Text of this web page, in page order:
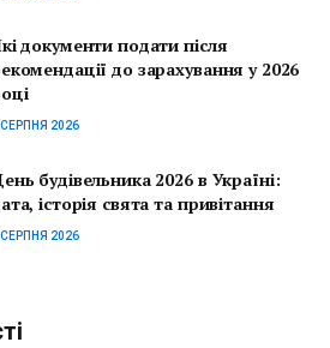
документи подати після
до зарахування у 2026
2026
будівельника 2026 в Україні:
історія свята та привітання
2026